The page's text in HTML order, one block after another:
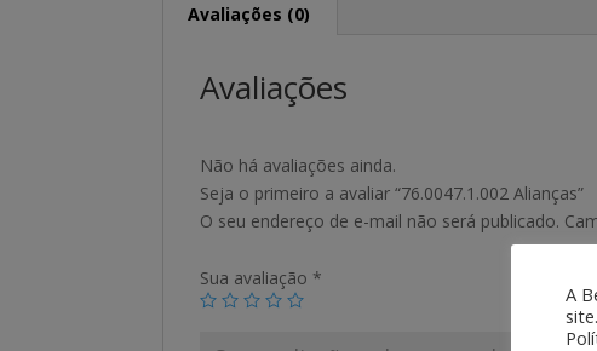
Avaliações (0)
Avaliações
Não há avaliações ainda.
Seja o primeiro a avaliar “76.0047.1.002 Alianças”
O seu endereço de e-mail não será publicado.
Sua avaliação *
A